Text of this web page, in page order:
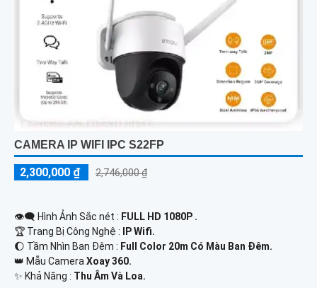
CAMERA IP WIFI IPC S22FP
2,300,000 ₫ 2,746,000 ₫
👁️‍🗨 Hình Ảnh Sắc nét : FULL HD 1080P .
🏆 Trang Bị Công Nghệ :
IP Wifi.
🌔 Tầm Nhìn Ban Đêm : Full Color 20m Có Màu Ban Đêm.
👑 Mẫu Camera Xoay 360.
️✨ Khả Năng : Thu Âm Và Loa.